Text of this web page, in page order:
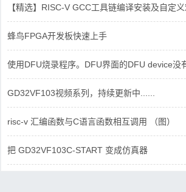
【精选】RISC-V GCC工具链编译安装及自定
蜂鸟FPGA开发板快速上手
使用DFU烧录程序。DFU界面的DFU device没
GD32VF103视频系列，持续更新中......
risc-v 汇编函数与C语言函数相互调用 （图）
把 GD32VF103C-START 变成仿真器